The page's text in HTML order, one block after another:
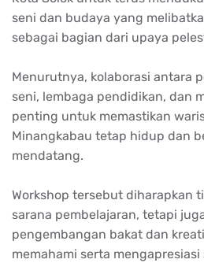
seni dan budaya yang
sebagai bagian dari upaya
Menurutnya, kolaborasi antara
seni, lembaga pendidikan, dan
penting untuk memastikan
Minangkabau tetap hidup dan
mendatang.
Workshop tersebut diharapkan
sarana pembelajaran, tetapi
pengembangan bakat dan
memahami serta